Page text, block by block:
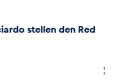
stellen den Red